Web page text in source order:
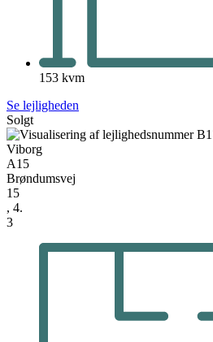
153 kvm
Se lejligheden
Solgt
Viborg
A15
Brøndumsvej
15
, 4.
3